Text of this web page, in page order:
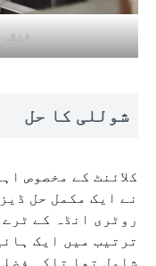
شوللی کا حل
کلائنٹ کے مخصوص
نے ایک مکمل حل
روٹری انڈہ کے
ترتیب میں ایک